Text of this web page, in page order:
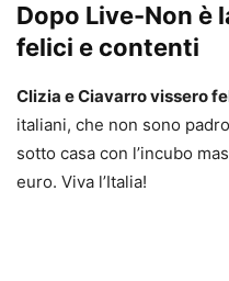
Dopo Live-Non è
felici e contenti
Clizia e Ciavarro vissero
italiani, che non sono
sotto casa con l’incubo
euro. Viva l’Italia!